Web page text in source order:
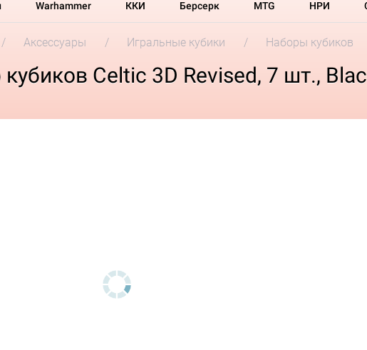
Warhammer ККИ Берсерк MTG НРИ
Аксессуары Игральные кубики Наборы кубиков
Celtic 3D Revised, 7 шт.,